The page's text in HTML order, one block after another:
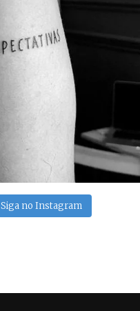
Siga no Instagram